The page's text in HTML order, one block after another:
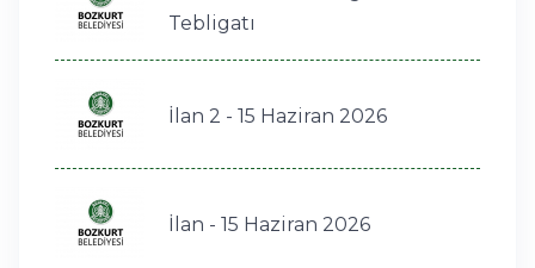
Tebligatı
İlan 2 - 15 Haziran 2026
İlan - 15 Haziran 2026